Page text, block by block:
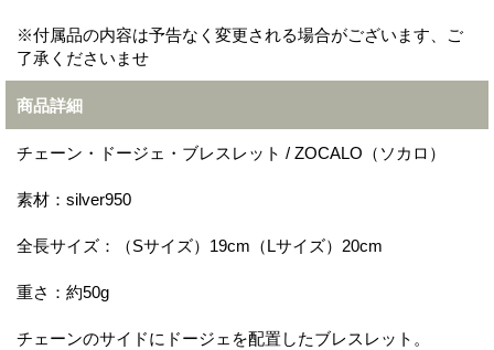
※付属品の内容は予告なく変更される場合がございます、ご
了承くださいませ
商品詳細
チェーン・ドージェ・ブレスレット / ZOCALO（ソカロ）
素材：silver950
全長サイズ：（Sサイズ）19cm（Lサイズ）20cm
重さ：約50g
チェーンのサイドにドージェを配置したブレスレット。